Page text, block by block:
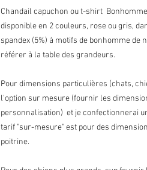
Chandail capuchon ou t-shirt
disponible en 2 couleurs, rose ou gris,
spandex (5%) à motifs de bonhomme de
référer à la table des grandeurs.
Pour dimensions particulières (chats,
l'option sur mesure (fournir les
personnalisation) et je confectionnerai
tarif "sur-mesure" est pour des
poitrine.